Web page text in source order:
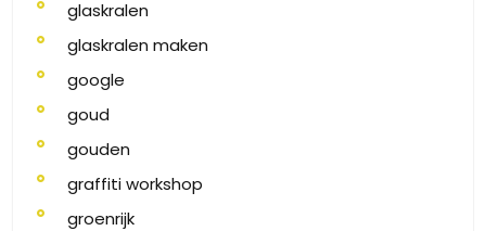
glaskralen
glaskralen maken
google
goud
gouden
graffiti workshop
groenrijk